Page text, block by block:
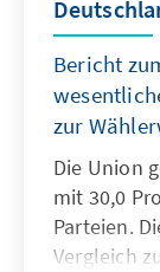
Bericht
zur
Die Union
mit 30,0
Parteien.
Vergleich